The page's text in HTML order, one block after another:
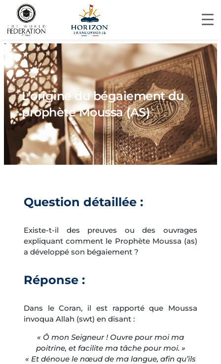
L’origine du bégaiement du
prophète Moussa (AS)
Question détaillée :
Existe-t-il des preuves ou des ouvrages
expliquant comment le Prophète Moussa (as)
a développé son bégaiement ?
Réponse :
Dans le Coran, il est rapporté que Moussa
invoqua Allah (swt) en disant :
« Ô mon Seigneur ! Ouvre pour moi ma
poitrine, et facilite ma tâche pour moi. »
« Et dénoue le nœud de ma langue, afin qu’ils